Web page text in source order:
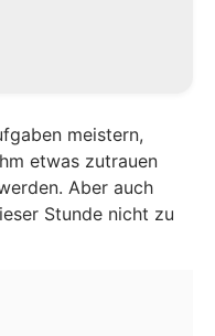
meistern,
etwas zutrauen
Aber auch
Stunde nicht zu